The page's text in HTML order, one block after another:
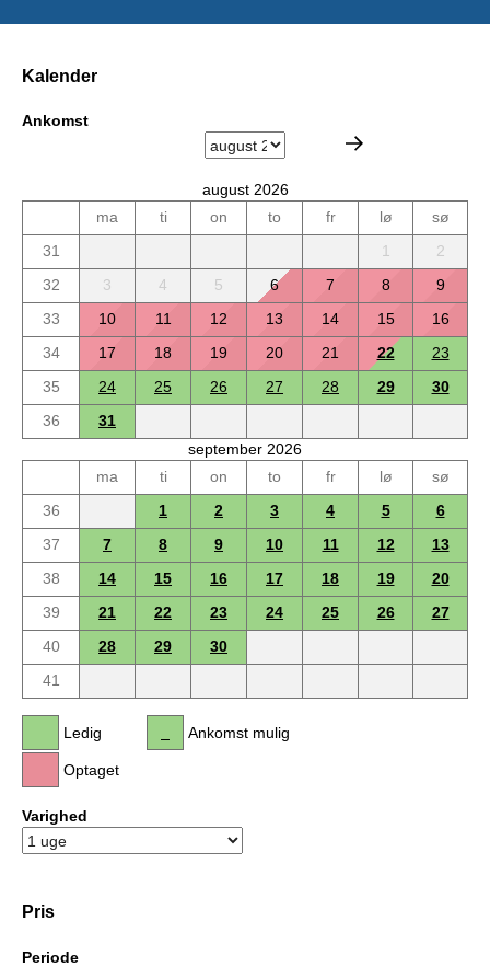
Kalender
Ankomst
august 2026
ma
ti on to fr lø
sø
31
1
2
32
3 4 5 6 7 8
9
33
10 11 12 13 14 15
16
34
17 18 19 20 21 22
23
35
24 25 26 27 28 29
30
36
31
september 2026
ma
ti on to fr lø
sø
36
1 2 3 4 5
6
37
7 8 9 10 11 12
13
38
14 15 16 17 18 19
20
39
21 22 23 24 25 26
27
40
28 29
30
41
Ledig
Optaget
Ankomst mulig
Varighed
Pris
Periode